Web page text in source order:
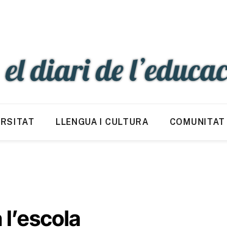
LLENGUA I CULTURA COMUNITAT